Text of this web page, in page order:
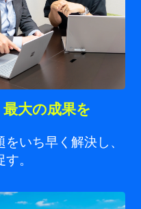
大の成果を
いち早く解決し、
。